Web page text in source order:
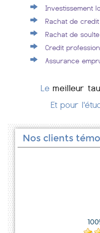
Investissement
Rachat de
Rachat de
Credit
Assurance
Le meilleur
Et pour
Nos clients